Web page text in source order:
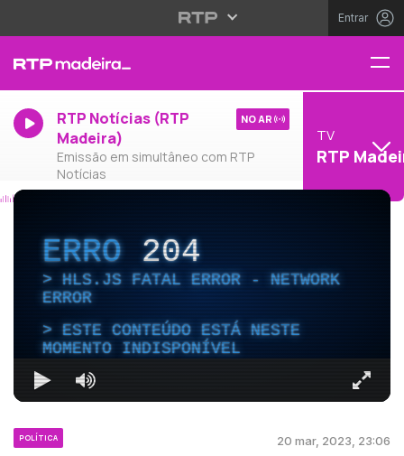
Entrar
RTP Notícias (RTP
Madeira)
Emissão em simultâneo com RTP
Notícias
NO AR
TV
RTP
ERRO204
HLS.JS FATAL ERROR - NETWORK
ERROR
ESTE CONTEÚDO ESTÁ NESTE
MOMENTO INDISPONÍVEL
POLÍTICA 20 mar, 2023, 23:06